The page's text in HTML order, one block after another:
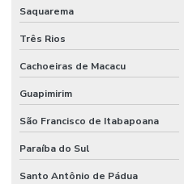
Saquarema
Três Rios
Cachoeiras de Macacu
Guapimirim
São Francisco de Itabapoana
Paraíba do Sul
Santo Antônio de Pádua